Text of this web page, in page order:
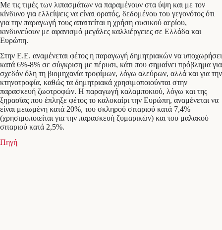
Με τις τιμές των λιπασμάτων να παραμένουν στα ύψη και με τον
κίνδυνο για ελλείψεις να είναι ορατός, δεδομένου του γεγονότος ότι
για την παραγωγή τους απαιτείται η χρήση φυσικού αερίου,
κινδυνεύουν με αφανισμό μεγάλες καλλιέργειες σε Ελλάδα και
Ευρώπη.
Στην Ε.Ε. αναμένεται φέτος η παραγωγή δημητριακών να υποχωρήσει
κατά 6%-8% σε σύγκριση με πέρυσι, κάτι που σημαίνει πρόβλημα για
σχεδόν όλη τη βιομηχανία τροφίμων, λόγω αλεύρων, αλλά και για την
κτηνοτροφία, καθώς τα δημητριακά χρησιμοποιούνται στην
παρασκευή ζωοτροφών. Η παραγωγή καλαμποκιού, λόγω και της
ξηρασίας που έπληξε φέτος το καλοκαίρι την Ευρώπη, αναμένεται να
είναι μειωμένη κατά 20%, του σκληρού σιταριού κατά 7,4%
(χρησιμοποιείται για την παρασκευή ζυμαρικών) και του μαλακού
σιταριού κατά 2,5%.
Πηγή